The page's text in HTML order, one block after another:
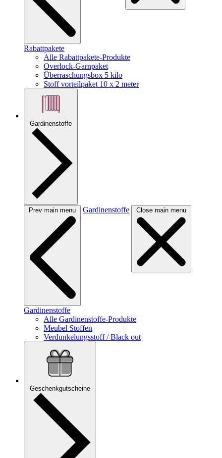
Rabattpakete
Alle Rabattpakete-Produkte
Overlock-Garnpaket
Überraschungsbox 5 kilo
Stoff vorteilpaket 10 x 2 meter
Gardinenstoffe
Prev main menu Gardinenstoffe Close main menu
Gardinenstoffe
Alle Gardinenstoffe-Produkte
Meubel Stoffen
Verdunkelungsstoff / Black out
Geschenkgutscheine